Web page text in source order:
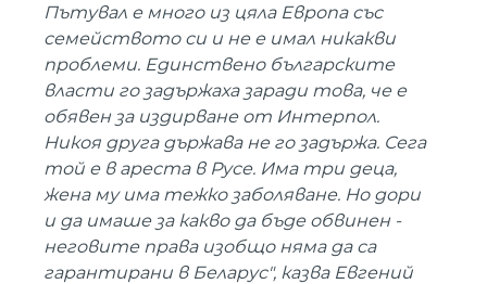
Пътувал е много из цяла Европа със
семейството си и не е имал никакви
проблеми. Единствено българските
власти го задържаха заради това, че е
обявен за издирване от Интерпол.
Никоя друга държава не го задържа. Сега
той е в ареста в Русе. Има три деца,
жена му има тежко заболяване. Но дори
и да имаше за какво да бъде обвинен -
неговите права изобщо няма да са
гарантирани в Беларус", казва Евгений